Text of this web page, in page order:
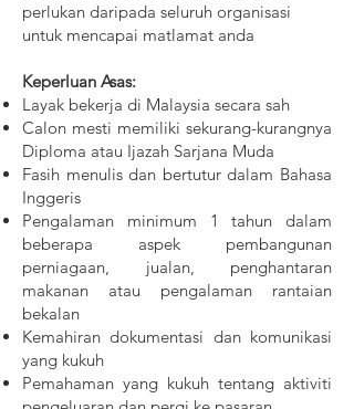
perlukan daripada seluruh organisasi
untuk mencapai matlamat anda
Keperluan Asas:
Layak bekerja di Malaysia secara sah
Calon mesti memiliki sekurang-kurangnya
Diploma atau Ijazah Sarjana Muda
Fasih menulis dan bertutur dalam Bahasa
Inggeris
Pengalaman minimum 1 tahun dalam
beberapa aspek pembangunan
perniagaan, jualan, penghantaran
makanan atau pengalaman rantaian
bekalan
Kemahiran dokumentasi dan komunikasi
yang kukuh
Pemahaman yang kukuh tentang aktiviti